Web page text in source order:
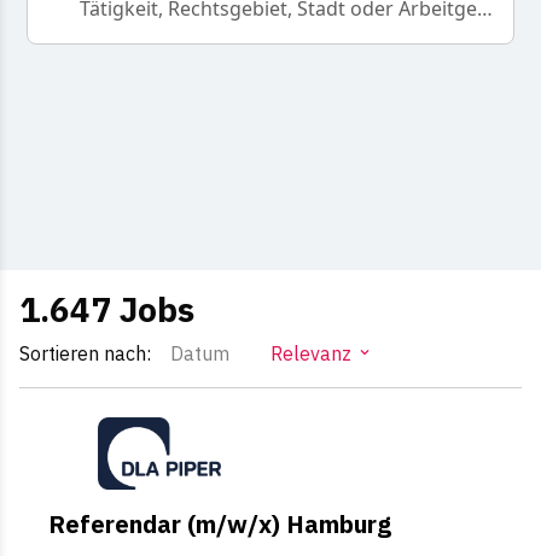
Tätigkeit, Rechtsgebiet, Stadt oder Arbeitgeber
1.647 Jobs
Sortieren nach: Datum Relevanz
Referendar (m/w/x) Hamburg